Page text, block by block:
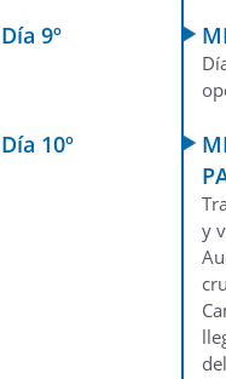
Día 9º
Día 10º
y